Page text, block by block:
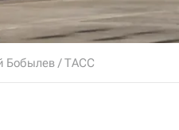
Бобылев / ТАСС